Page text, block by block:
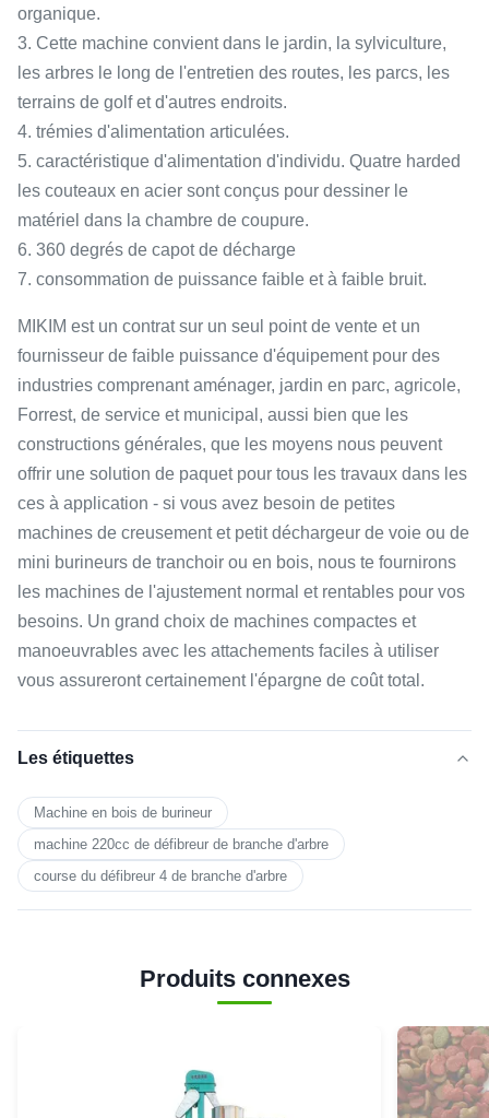
organique.
3. Cette machine convient dans le jardin, la sylviculture,
les arbres le long de l'entretien des routes, les parcs, les
terrains de golf et d'autres endroits.
4. trémies d'alimentation articulées.
5. caractéristique d'alimentation d'individu. Quatre harded
les couteaux en acier sont conçus pour dessiner le
matériel dans la chambre de coupure.
6. 360 degrés de capot de décharge
7. consommation de puissance faible et à faible bruit.
MIKIM est un contrat sur un seul point de vente et un
fournisseur de faible puissance d'équipement pour des
industries comprenant aménager, jardin en parc, agricole,
Forrest, de service et municipal, aussi bien que les
constructions générales, que les moyens nous peuvent
offrir une solution de paquet pour tous les travaux dans les
ces à application - si vous avez besoin de petites
machines de creusement et petit déchargeur de voie ou de
mini burineurs de tranchoir ou en bois, nous te fournirons
les machines de l'ajustement normal et rentables pour vos
besoins. Un grand choix de machines compactes et
manoeuvrables avec les attachements faciles à utiliser
vous assureront certainement l'épargne de coût total.
Les étiquettes
Machine en bois de burineur
machine 220cc de défibreur de branche d'arbre
course du défibreur 4 de branche d'arbre
Produits connexes